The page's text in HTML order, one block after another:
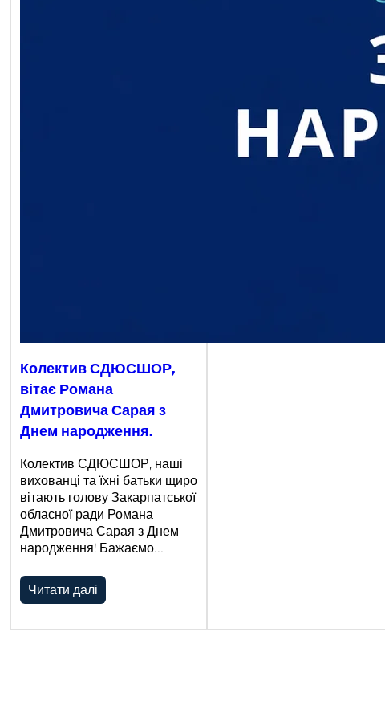
Колектив СДЮСШОР,
вітає Романа
Дмитровича Сарая з
Днем народження.
Колектив СДЮСШОР, наші
вихованці та їхні батьки щиро
вітають голову Закарпатської
обласної ради Романа
Дмитровича Сарая з Днем
народження! Бажаємо…
Читати далі